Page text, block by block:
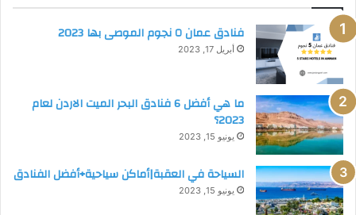
ن
ب
ر
د
د
ل
فنادق عمان ٥ نجوم الموصى بها 2023
أبريل 17, 2023
ما هي أفضل 6 فنادق البحر الميت الاردن لعام
2023؟
يونيو 15, 2023
السياحة في العقبة|أماكن سياحية+أفضل الفنادق
يونيو 15, 2023